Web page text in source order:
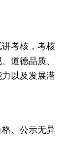
考核，考核
道德品质、
以及发展潜
、公示无异